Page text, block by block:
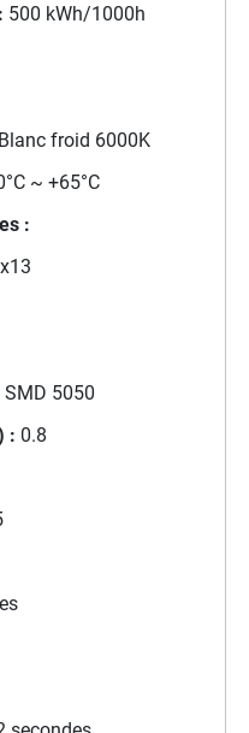
500 kWh/1000h
Blanc froid 6000K
~ +65°C
:
SMD 5050
: 0.8